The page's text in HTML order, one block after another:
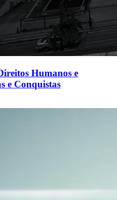
Humanos e
e Conquistas